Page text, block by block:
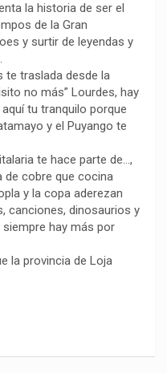
la historia de ser el
de la Gran
y surtir de leyendas y
te traslada desde la
no más” Lourdes, hay
tu tranquilo porque
y el Puyango te
te hace parte de…,
de cobre que cocina
y la copa aderezan
canciones, dinosaurios y
hay más por
la provincia de Loja